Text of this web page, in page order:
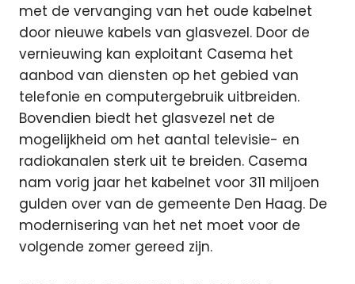
met de vervanging van het oude kabelnet
door nieuwe kabels van glasvezel. Door de
vernieuwing kan exploitant Casema het
aanbod van diensten op het gebied van
telefonie en computergebruik uitbreiden.
Bovendien biedt het glasvezel net de
mogelijkheid om het aantal televisie- en
radiokanalen sterk uit te breiden. Casema
nam vorig jaar het kabelnet voor 311 miljoen
gulden over van de gemeente Den Haag. De
modernisering van het net moet voor de
volgende zomer gereed zijn.